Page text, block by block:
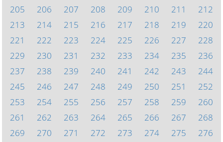
205
206 207 208 209 210 211
212
213
214 215 216 217 218 219
220
221
222 223 224 225 226 227
228
229
230 231 232 233 234 235
236
237
238 239 240 241 242 243
244
245
246 247 248 249 250 251
252
253
254 255 256 257 258 259
260
261
262 263 264 265 266 267
268
269
270 271 272 273 274 275
276